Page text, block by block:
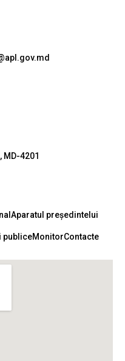
MD-4201
Aparatul președintelui
publiceMonitorContacte